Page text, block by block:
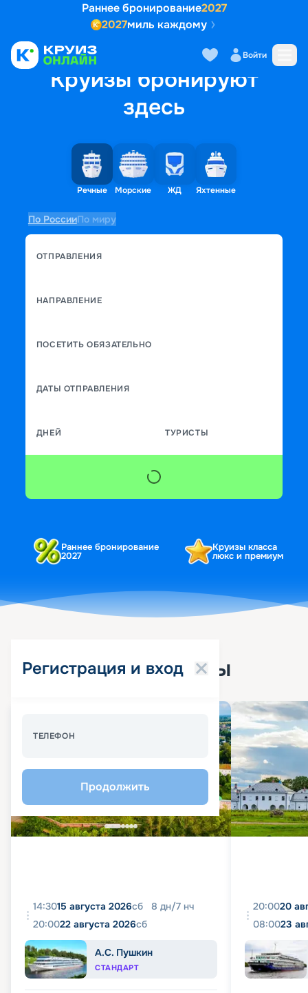
Раннее бронирование2027
2027миль каждому
Войти
Круизы бронируют
здесь
Речные Морские ЖД Яхтенные
По РоссииПо миру
ОТПРАВЛЕНИЯ
НАПРАВЛЕНИЕ
ПОСЕТИТЬ ОБЯЗАТЕЛЬНО
ДАТЫ ОТПРАВЛЕНИЯ
ДНЕЙ ТУРИСТЫ
Раннее бронирование
2027
Круизы класса
люкс и премиум
Регистрация и вход
ТЕЛЕФОН
Продолжить
Популярные круизы
14:3015 августа 2026сб 8 дн/7 нч
20:0022 августа 2026сб
А.С. Пушкин
СТАНДАРТ
20:0020
08:0023